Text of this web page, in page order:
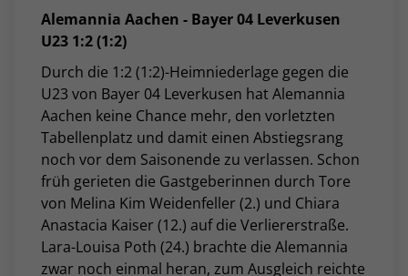
Alemannia Aachen - Bayer 04 Leverkusen
U23 1:2 (1:2)
Durch die 1:2 (1:2)-Heimniederlage gegen die
U23 von Bayer 04 Leverkusen hat Alemannia
Aachen keine Chance mehr, den vorletzten
Tabellenplatz und damit einen Abstiegsrang
noch vor dem Saisonende zu verlassen. Schon
früh gerieten die Gastgeberinnen durch Tore
von Melina Kim Weidenfeller (2.) und Chiara
Anastacia Kaiser (12.) auf die Verliererstraße.
Lara-Louisa Poth (24.) brachte die Alemannia
zwar noch einmal heran, zum Ausgleich reichte